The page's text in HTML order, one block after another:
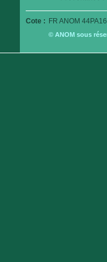
Cote : FR ANOM
© ANOM sous